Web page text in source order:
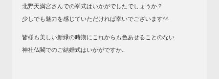
北野天満宮さんでの挙式はいかがでしたでしょうか？
少しでも魅力を感じていただければ幸いでございます^^
皆様も美しい新緑の時期にこれからも色あせることのない
神社仏閣でのご結婚式はいかがですか..